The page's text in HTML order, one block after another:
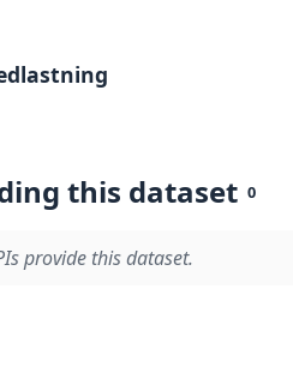
this dataset 0
provide this dataset.